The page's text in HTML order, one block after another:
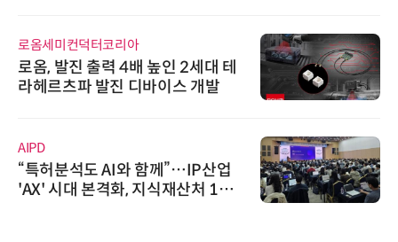
다래전략사업화센터
다래전략사업화센터, 'BIO USA 2
026'서 글로벌 빅파마와의 비즈니
스 미팅 지원…K-바이오 해외 진출
씨앤에프시스템, 오웬스그룹과 공
공 ERP·DX 사업 협력